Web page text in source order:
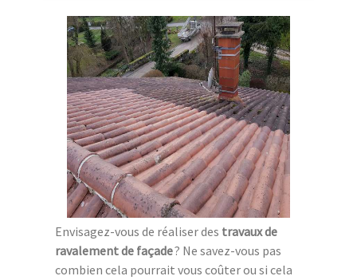
Envisagez-vous de réaliser des travaux de
ravalement de façade? Ne savez-vous pas
combien cela pourrait vous coûter ou si cela